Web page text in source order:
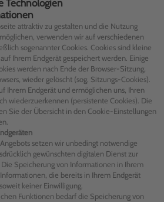
Technologien
attraktiv zu gestalten und die Nutzung
verwenden wir auf verschiedenen
sogenannter Cookies. Cookies sind kleine
Ihrem Endgerät gespeichert werden. Einige
werden nach Ende der Browser-Sitzung,
wieder gelöscht (sog. Sitzungs-Cookies).
Ihrem Endgerät und ermöglichen uns, Ihren
wiederzuerkennen (persistente Cookies). Die
Sie der Übersicht in den Cookie-Einstellungen
setzen wir unbedingt notwendige
gewünschten digitalen Dienst zur
Speicherung von Informationen in Ihrem
die bereits in Ihrem Endgerät
keiner Einwilligung.
Funktionen bedarf die Speicherung von